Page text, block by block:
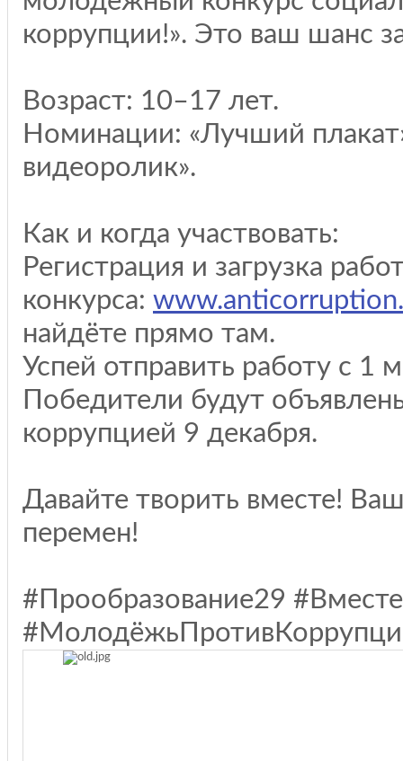
коррупции!». Это ваш шанс
Возраст: 10–17 лет.
Номинации: «Лучший
видеоролик».
Как и когда участвовать:
Регистрация и загрузка
конкурса:
найдёте прямо там.
Успей отправить работу с 1
Победители будут
коррупцией 9 декабря.
Давайте творить вместе!
перемен!
#Прообразование29